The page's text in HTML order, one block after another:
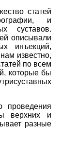
статей
и
суставов.
описывали
инъекций,
известно,
по всем
которые бы
проведения
верхних и
разные